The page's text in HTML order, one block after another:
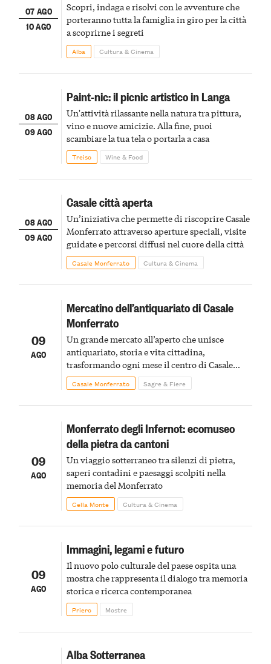
07 AGO
10 AGO
Scopri, indaga e risolvi con le avventure che
porteranno tutta la famiglia in giro per la città
a scoprirne i segreti
Alba Cultura & Cinema
08 AGO
09 AGO
Paint-nic: il picnic artistico in Langa
Un'attività rilassante nella natura tra pittura,
vino e nuove amicizie. Alla fine, puoi
scambiare la tua tela o portarla a casa
Treiso Wine & Food
08 AGO
09 AGO
Casale città aperta
Un’iniziativa che permette di riscoprire Casale
Monferrato attraverso aperture speciali, visite
guidate e percorsi diffusi nel cuore della città
Casale Monferrato Cultura & Cinema
09
AGO
Mercatino dell’antiquariato di Casale
Monferrato
Un grande mercato all’aperto che unisce
antiquariato, storia e vita cittadina,
trasformando ogni mese il centro di Casale
Monferrato in un luogo di scoperta e racconto
Casale Monferrato Sagre & Fiere
09
AGO
Monferrato degli Infernot: ecomuseo
della pietra da cantoni
Un viaggio sotterraneo tra silenzi di pietra,
saperi contadini e paesaggi scolpiti nella
memoria del Monferrato
Cella Monte Cultura & Cinema
09
AGO
Immagini, legami e futuro
Il nuovo polo culturale del paese ospita una
mostra che rappresenta il dialogo tra memoria
storica e ricerca contemporanea
Priero Mostre
Alba Sotterranea